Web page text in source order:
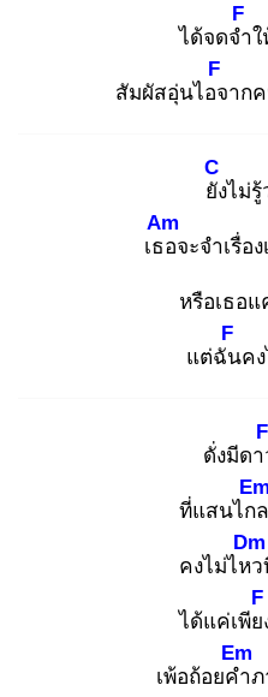
ได้จดจำ
F
สัมผัสอุ่นไอจ
F
าก
ยัง
C
ไม่รู้
เธอ
Am
จะจำเรื่อง
หรือเธอ
แต่ฉัน
F
ค
ดั่งมีดา
F
ที่แสนไกล
Em
คงไม่ไหว
Dm
ได้แค่เพีย
F
เพ้อถ้อยคำ
Em
ภ